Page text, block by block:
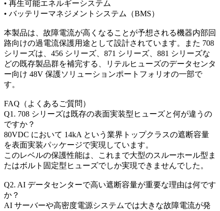
• 再生可能エネルギーシステム
• バッテリーマネジメントシステム（BMS）
本製品は、故障電流が高くなることが予想される機器内部回
路向けの過電流保護用途として設計されています。また 708
シリーズは、456 シリーズ、871 シリーズ、881 シリーズな
どの既存製品群を補完する、リテルヒューズのデータセンタ
ー向け 48V 保護ソリューションポートフォリオの一部で
す。
FAQ（よくあるご質問）
Q1. 708 シリーズは既存の表面実装型ヒューズと何が違うの
ですか？
80VDC において 14kA という業界トップクラスの遮断容量
を表面実装パッケージで実現しています。
このレベルの保護性能は、これまで大型のスルーホール型ま
たはボルト固定型ヒューズでしか実現できませんでした。
Q2. AI データセンターで高い遮断容量が重要な理由は何です
か？
AI サーバーや高密度電源システムでは大きな故障電流が発